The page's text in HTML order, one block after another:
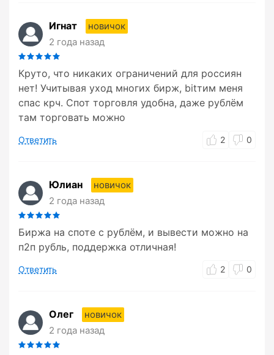
Игнат
новичок
2 года назад
Круто, что никаких ограничений для россиян
нет! Учитывая уход многих бирж, bitтим меня
спас крч. Спот торговля удобна, даже рублём
там торговать можно
Ответить 2 0
Юлиан
новичок
2 года назад
Биржа на споте с рублём, и вывести можно на
п2п рубль, поддержка отличная!
Ответить 2 0
Олег
новичок
2 года назад